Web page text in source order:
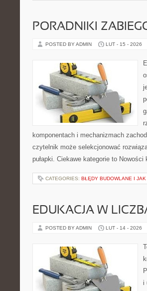
PORADNIKI
POSTED BY ADMIN LUT - 15 - 2026
komponentach i mechanizmach
czytelnik może selekcjonować
pułapki. Ciekawe kategorie to
CATEGORIES: BŁĘDY BUDOWLANE I JAK
EDUKACJA W
POSTED BY ADMIN LUT - 14 - 2026
i